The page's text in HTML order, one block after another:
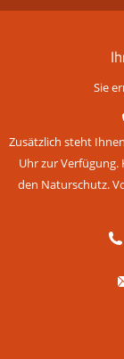
Sie
Zusätzlich steht
Uhr zur
den Naturschutz.